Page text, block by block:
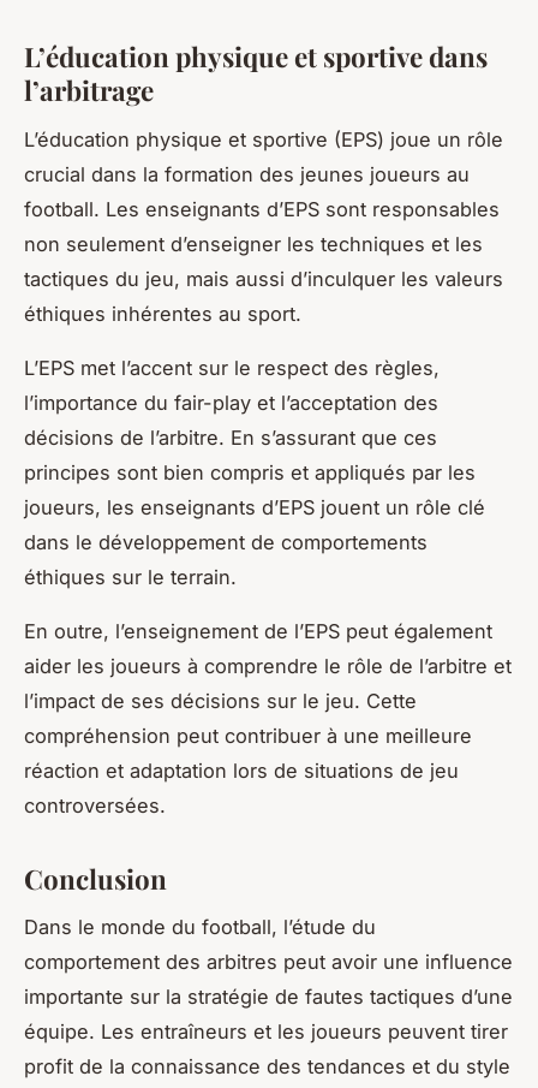
L’éducation physique et sportive dans
l’arbitrage
L’éducation physique et sportive (EPS) joue un rôle
crucial dans la formation des jeunes joueurs au
football. Les enseignants d’EPS sont responsables
non seulement d’enseigner les techniques et les
tactiques du jeu, mais aussi d’inculquer les valeurs
éthiques inhérentes au sport.
L’EPS met l’accent sur le respect des règles,
l’importance du fair-play et l’acceptation des
décisions de l’arbitre. En s’assurant que ces
principes sont bien compris et appliqués par les
joueurs, les enseignants d’EPS jouent un rôle clé
dans le développement de comportements
éthiques sur le terrain.
En outre, l’enseignement de l’EPS peut également
aider les joueurs à comprendre le rôle de l’arbitre et
l’impact de ses décisions sur le jeu. Cette
compréhension peut contribuer à une meilleure
réaction et adaptation lors de situations de jeu
controversées.
Conclusion
Dans le monde du football, l’étude du
comportement des arbitres peut avoir une influence
importante sur la stratégie de fautes tactiques d’une
équipe. Les entraîneurs et les joueurs peuvent tirer
profit de la connaissance des tendances et du style